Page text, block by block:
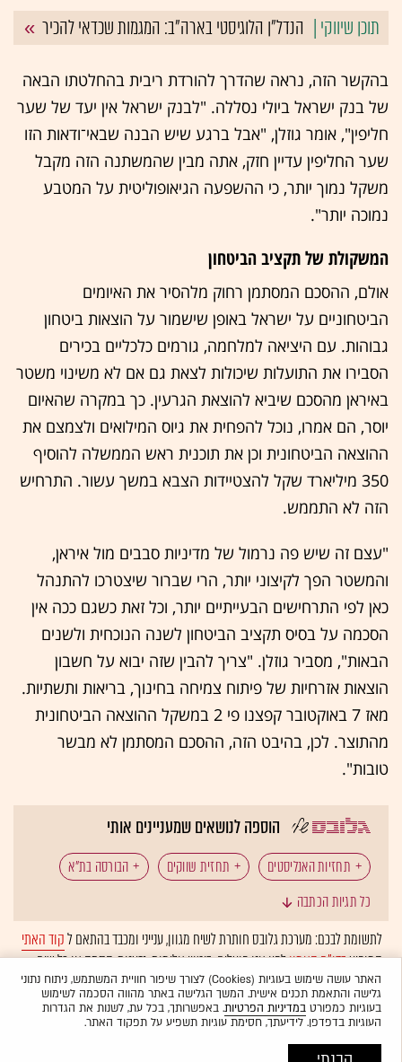
הנדל"ן הלוגיסטי בארה"ב: המגמות שכדאי להכיר
בהקשר הזה, נראה שהדרך להורדת ריבית בהחלטתו הבאה
של בנק ישראל ביולי נסללה. "לבנק ישראל אין יעד של שער
חליפין", אומר גוזלן, "אבל ברגע שיש הבנה שבאי־ודאות הזו
שער החליפין עדיין חזק, אתה מבין שהמשתנה הזה מקבל
משקל נמוך יותר, כי ההשפעה הגיאופוליטית על המטבע
נמוכה יותר".
המשקולת של תקציב הביטחון
אולם, ההסכם המסתמן רחוק מלהסיר את האיומים
הביטחוניים על ישראל באופן שישמור על הוצאות ביטחון
גבוהות. עם היציאה למלחמה, גורמים כלכליים בכירים
הסבירו את התועלות שיכולות לצאת גם אם לא משינוי משטר
באיראן מהסכם שיביא להוצאת הגרעין. כך במקרה שהאיום
יוסר, הם אמרו, נוכל להפחית את גיוס המילואים ולצמצם את
ההוצאה הביטחונית וכן את תוכנית ראש הממשלה להוסיף
350 מיליארד שקל להצטיידות הצבא במשך עשור. התרחיש
הזה לא התממש.
"עצם זה שיש פה נרמול של מדיניות סבבים מול איראן,
והמשטר הפך לקיצוני יותר, הרי שברור שיצטרכו להתנהל
כאן לפי התרחישים הבעייתיים יותר, וכל זאת כשגם ככה אין
הסכמה על בסיס תקציב הביטחון לשנה הנוכחית ולשנים
הבאות", מסביר גוזלן. "צריך להבין שזה יבוא על חשבון
הוצאות אזרחיות של פיתוח צמיחה בחינוך, בריאות ותשתיות.
מאז 7 באוקטובר קפצנו פי 2 במשקל ההוצאה הביטחונית
מהתוצר. לכן, בהיבט הזה, ההסכם המסתמן לא מבשר
טובות".
הוספה לנושאים שמעניינים אותי
תחזיות האנליסטים תחזית שווקים הבורסה בת"א
איראן
דולר שקל תקציב הביטחון אינפלציה אירופה
אינפלציה ארה"ב ארה"ב
כל תגיות הכתבה
לתשומת לבכם: מערכת גלובס חותרת לשיח מגוון, ענייני ומכבד בהתאם לקוד האתי
המופיעבדו"ח האמוןלפיו אנו פועלים. ביטויי אלימות, גזענות, הסתה או כל שיח
בלתי הולם אחר מסוננים בצורהאוטומטיתולא יפורסמו באתר.
האתר עושה שימוש בעוגיות (Cookies) לצורך שיפור חוויית המשתמש, ניתוח נתוני
גלישה והתאמת תכנים אישית. המשך הגלישה באתר מהווה הסכמה לשימוש
בעוגיות כמפורטבמדיניות הפרטיות. באפשרותך, בכל עת, לשנות את הגדרות
העוגיות בדפדפן. לידיעתך, חסימת עוגיות תשפיע על תפקוד האתר.